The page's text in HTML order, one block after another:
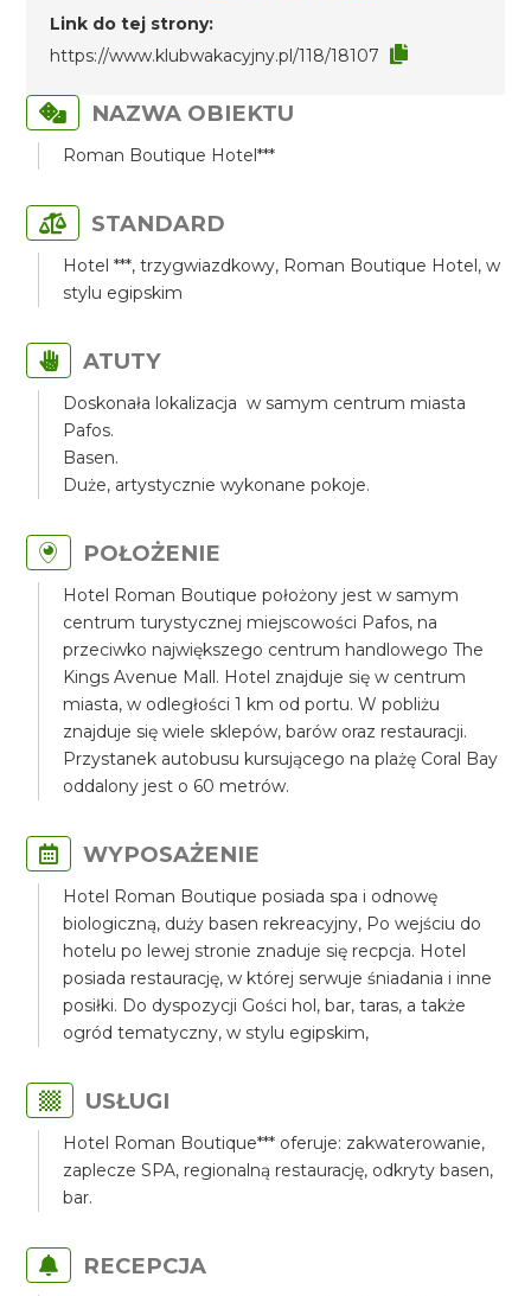
Link do tej strony:
https://www.klubwakacyjny.pl/118/18107
NAZWA OBIEKTU
Roman Boutique Hotel***
STANDARD
Hotel ***, trzygwiazdkowy, Roman Boutique Hotel, w
stylu egipskim
ATUTY
Doskonała lokalizacja w samym centrum miasta
Pafos.
Basen.
Duże, artystycznie wykonane pokoje.
POŁOŻENIE
Hotel Roman Boutique położony jest w samym
centrum turystycznej miejscowości Pafos, na
przeciwko największego centrum handlowego The
Kings Avenue Mall. Hotel znajduje się w centrum
miasta, w odległości 1 km od portu. W pobliżu
znajduje się wiele sklepów, barów oraz restauracji.
Przystanek autobusu kursującego na plażę Coral Bay
oddalony jest o 60 metrów.
WYPOSAŻENIE
Hotel Roman Boutique posiada spa i odnowę
biologiczną, duży basen rekreacyjny, Po wejściu do
hotelu po lewej stronie znaduje się recpcja. Hotel
posiada restaurację, w której serwuje śniadania i inne
posiłki. Do dyspozycji Gości hol, bar, taras, a także
ogród tematyczny, w stylu egipskim,
USŁUGI
Hotel Roman Boutique*** oferuje: zakwaterowanie,
zaplecze SPA, regionalną restaurację, odkryty basen,
bar.
RECEPCJA